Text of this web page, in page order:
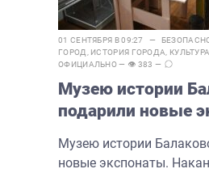
01 СЕНТЯБРЯ В 09:27 —
ГОРОД
ИСТОРИЯ ГОРОДА КУЛЬТУРА
ОФИЦИАЛЬНО— 👁 383 —
Музею истории
подарили новые
Музею истории
новые экспонаты.